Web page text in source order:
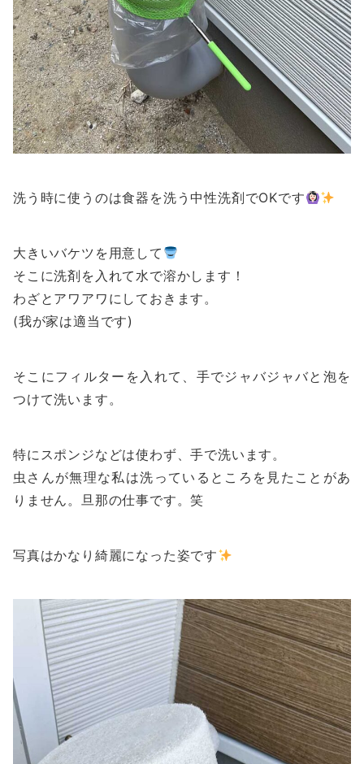
洗う時に使うのは食器を洗う中性洗剤でOKです
大きいバケツを用意して
そこに洗剤を入れて水で溶かします！
わざとアワアワにしておきます。
(我が家は適当です)
そこにフィルターを入れて、手でジャバジャバと泡を
つけて洗います。
特にスポンジなどは使わず、手で洗います。
虫さんが無理な私は洗っているところを見たことがあ
りません。旦那の仕事です。笑
写真はかなり綺麗になった姿です